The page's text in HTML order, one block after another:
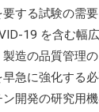
する試験の需
19 を含む幅
造の品質管理
急に強化する
開発の研究用